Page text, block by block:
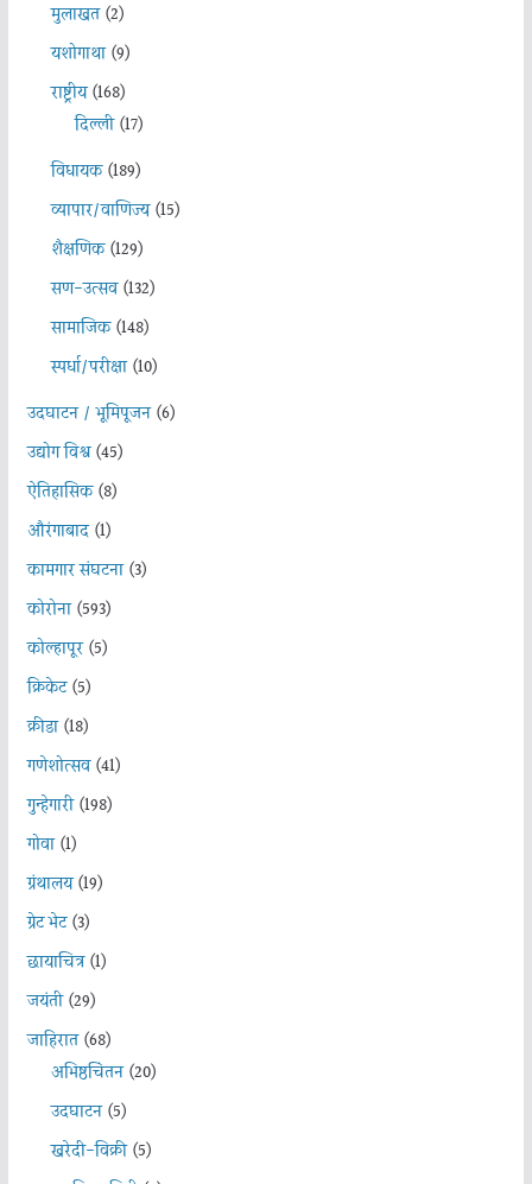
मुलाखत(2)
यशोगाथा(9)
राष्ट्रीय(168)
दिल्ली(17)
विधायक(189)
व्यापार/वाणिज्य(15)
शैक्षणिक(129)
सण-उत्सव(132)
सामाजिक(148)
स्पर्धा/परीक्षा(10)
उदघाटन / भूमिपूजन(6)
उद्योग विश्व(45)
ऐतिहासिक(8)
औरंगाबाद(1)
कामगार संघटना(3)
कोरोना(593)
कोल्हापूर(5)
क्रिकेट(5)
क्रीडा(18)
गणेशोत्सव(41)
गुन्हेगारी(198)
गोवा(1)
ग्रंथालय(19)
ग्रेट भेट(3)
छायाचित्र(1)
जयंती(29)
जाहिरात(68)
अभिष्ठचिंतन(20)
उदघाटन(5)
खरेदी-विक्री(5)